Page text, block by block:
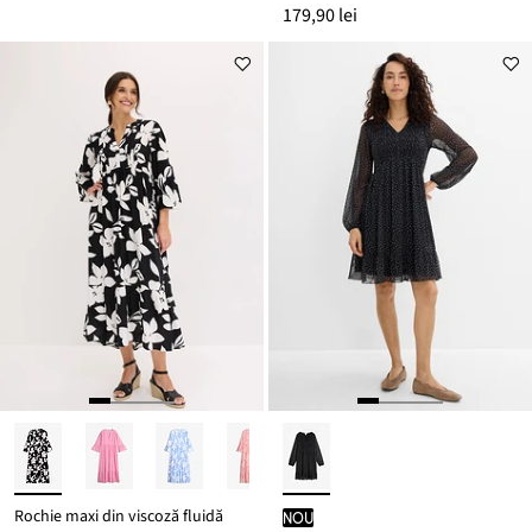
179,90 lei
Rochie maxi din viscoză fluidă nou